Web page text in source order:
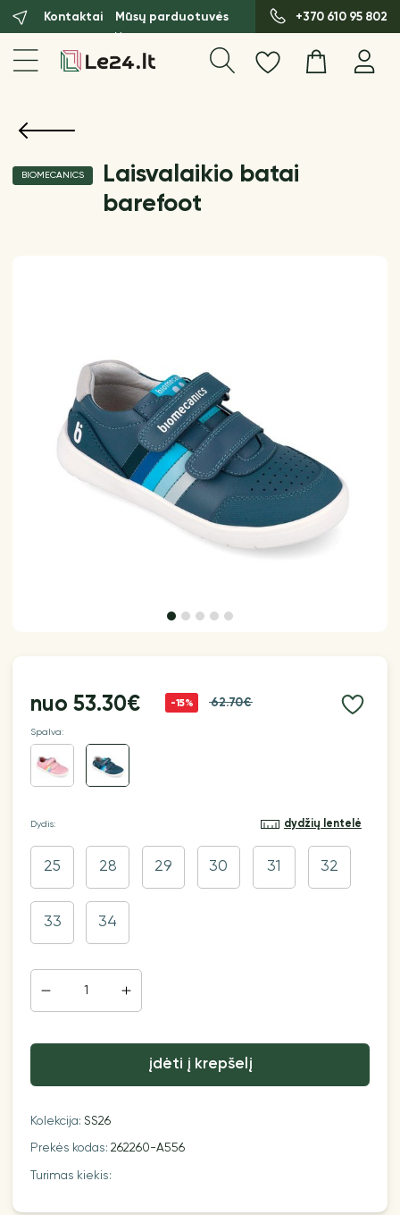
Kontaktai Mūsų parduotuvės +370 610 95 802
BIOMECANICS
Laisvalaikio batai
barefoot
nuo53.30€ -15% 62.70€
Spalva:
Dydis: dydžių lentelė
25 28 29 30 31 32
33 34
įdėti į krepšelį
Kolekcija:SS26
Prekės kodas:262260-A556
Turimas kiekis: